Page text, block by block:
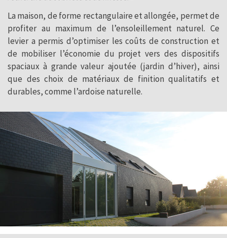
La maison, de forme rectangulaire et allongée, permet de
profiter au maximum de l’ensoleillement naturel. Ce
levier a permis d’optimiser les coûts de construction et
de mobiliser l’économie du projet vers des dispositifs
spaciaux à grande valeur ajoutée (jardin d’hiver), ainsi
que des choix de matériaux de finition qualitatifs et
durables, comme l’ardoise naturelle.